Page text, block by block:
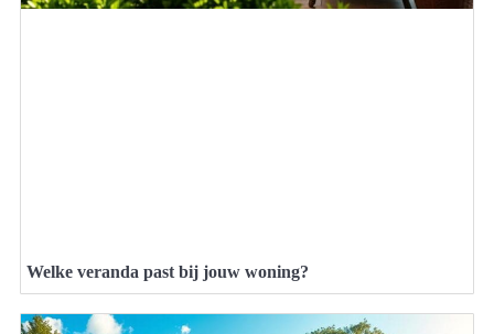
Welke veranda past bij jouw woning?